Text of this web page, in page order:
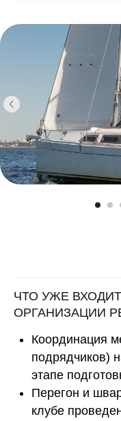
ЧТО УЖЕ
ОРГАНИЗАЦИИ
Координация
подрядчиков)
этапе
Перегон и
клубе